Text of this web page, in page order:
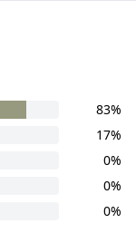
83%
17%
0%
0%
0%